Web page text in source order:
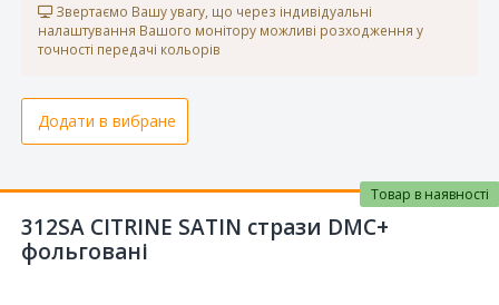
Звертаємо Вашу увагу, що через індивідуальні
налаштування Вашого монітору можливі розходження у
точності передачі кольорів
Додати в вибране
312SA CITRINE SATIN стрази DMC+
фольговані
Товар в наявності